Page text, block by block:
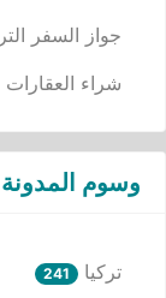
جواز السفر
شراء العقارات
وسوم المدونة
تركيا 241